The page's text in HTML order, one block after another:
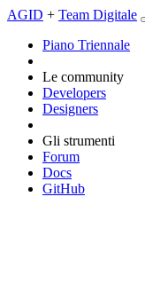
AGID + Team Digitale
Piano Triennale
Le community
Developers
Designers
Gli strumenti
Forum
Docs
GitHub